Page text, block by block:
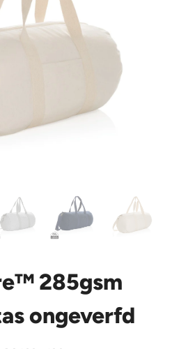
285gsm
ongeverfd